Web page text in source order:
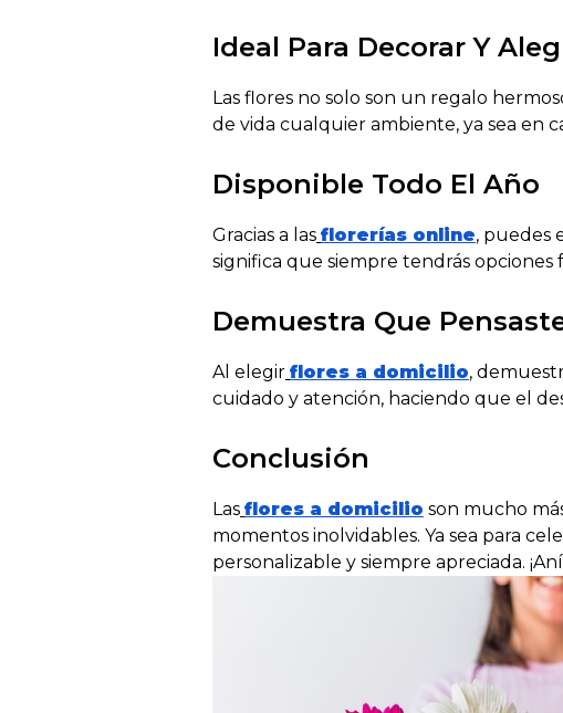
Ideal Para Decorar Y
Las flores no solo son un regalo
de vida cualquier ambiente, ya sea en
Disponible Todo El Año
Gracias a las florerías online, puedes
significa que siempre tendrás opciones
Demuestra Que
Al elegir flores a domicilio,
cuidado y atención, haciendo que el
Conclusión
Las flores a domicilio son mucho
momentos inolvidables. Ya sea para
personalizable y siempre apreciada.